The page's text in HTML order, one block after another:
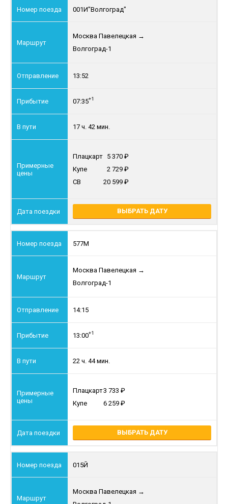
001И"Волгоград"
Москва Павелецкая →
Волгоград-1
13:52
07:35+1
17 ч. 42 мин.
Плацкарт 5 370
Купе
2 729
СВ
20 599
ВЫБРАТЬ ДАТУ
577М
Москва Павелецкая →
Волгоград-1
14:15
13:00+1
22 ч. 44 мин.
Плацкарт3 733
Купе
6 259
ВЫБРАТЬ ДАТУ
015Й
Москва Павелецкая →